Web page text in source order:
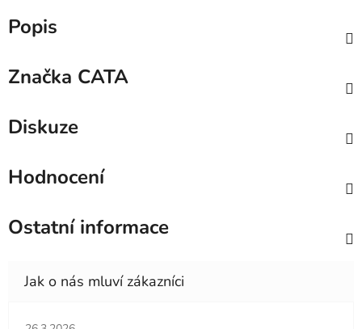
Popis
Značka CATA
Diskuze
Hodnocení
Ostatní informace
Hodnocení obchodu je 5 z 5 hvězdiček.